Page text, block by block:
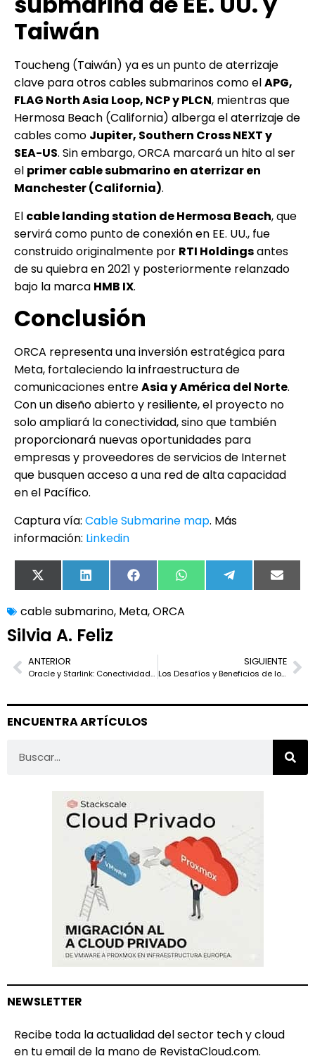
Taiwán
Toucheng (Taiwán) ya es un punto de aterrizaje
clave para otros cables submarinos como elAPG,
FLAG North Asia Loop, NCP y PLCN, mientras que
Hermosa Beach (California) alberga el aterrizaje de
cables como Jupiter, Southern Cross NEXT y
SEA-US. Sin embargo, ORCA marcará un hito al ser
el primer cable submarino en aterrizar en
Manchester (California).
El cable landing station de Hermosa Beach, que
servirá como punto de conexión en EE. UU., fue
construido originalmente por RTI Holdingsantes
de su quiebra en 2021 y posteriormente relanzado
bajo la marca HMB IX.
Conclusión
ORCA representa una inversión estratégica para
Meta, fortaleciendo la infraestructura de
comunicaciones entreAsia y América del Norte.
Con un diseño abierto y resiliente, el proyecto no
solo ampliará la conectividad, sino que también
proporcionará nuevas oportunidades para
empresas y proveedores de servicios de Internet
que busquen acceso a una red de alta capacidad
en el Pacífico.
Captura vía: Cable Submarine map. Más
información: Linkedin
X
(Twitter)
LinkedIn FacebookWhatsApp TelegramEmail
cable submarino, Meta,ORCA
Silvia A. Feliz
ANTERIOR
Oracle y Starlink: Conectividad de Alta Velocidad para Transformar las Comunicaciones Empresariales
SIGUIENTE
Los Desafíos y Beneficios de los Cables Submarinos en el Ártico: Polar Connect y Quintillion
ENCUENTRA ARTÍCULOS
NEWSLETTER
Recibe toda la actualidad del sector tech y cloud
en tu email de la mano de RevistaCloud.com.